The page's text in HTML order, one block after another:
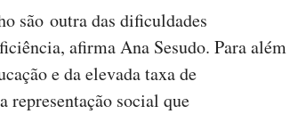
são outra das dificuldades
afirma Ana Sesudo. Para além
e da elevada taxa de
representação social que